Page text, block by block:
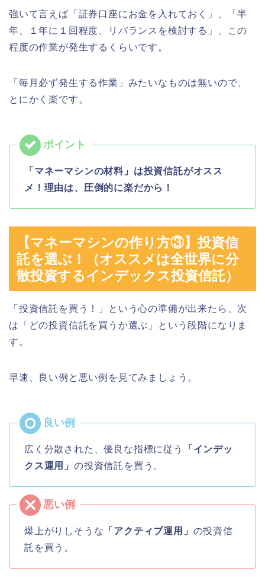
強いて言えば「証券口座にお金を入れておく」、「半
年、１年に１回程度、リバランスを検討する」、この
程度の作業が発生するくらいです。
「毎月必ず発生する作業」みたいなものは無いので、
とにかく楽です。
「マネーマシンの材料」は投資信託がオスス
メ！理由は、圧倒的に楽だから！
【マネーマシンの作り方③】投資信
託を選ぶ！（オススメは全世界に分
散投資するインデックス投資信託）
「投資信託を買う！」という心の準備が出来たら、次
は「どの投資信託を買うか選ぶ」という段階になりま
す。
早速、良い例と悪い例を見てみましょう。
広く分散された、優良な指標に従う
「インデッ
クス運用」 の投資信託を買う。
爆上がりしそうな 「アクティブ運用」 の投資信
託を買う。